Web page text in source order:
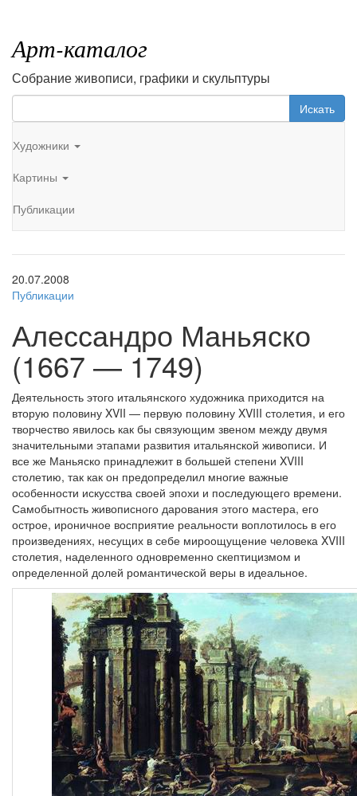
Арт-каталог
Собрание живописи, графики и скульптуры
Искать
Художники
Картины
Публикации
20.07.2008
Публикации
Алессандро Маньяско
(1667 — 1749)
Деятельность этого итальянского художника приходится на
вторую половину XVII — первую половину XVIII столетия, и его
творчество явилось как бы связующим звеном между двумя
значительными этапами развития итальянской живописи. И
все же Маньяско принадлежит в большей степени XVIII
столетию, так как он предопределил многие важные
особенности искусства своей эпохи и последующего времени.
Самобытность живописного дарования этого мастера, его
острое, ироничное восприятие реальности воплотилось в его
произведениях, несущих в себе мироощущение человека XVIII
столетия, наделенного одновременно скептицизмом и
определенной долей романтической веры в идеальное.